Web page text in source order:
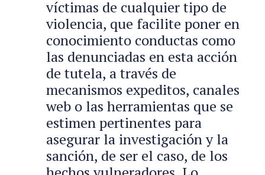
víctimas de cualquier tipo de
violencia, que facilite poner en
conocimiento conductas como
las denunciadas en esta acción
de tutela, a través de
mecanismos expeditos, canales
web o las herramientas que se
estimen pertinentes para
asegurar la investigación y la
sanción, de ser el caso, de los